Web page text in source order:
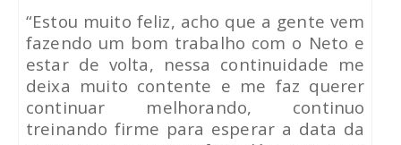
“Estou muito feliz, acho que a gente vem
fazendo um bom trabalho com o Neto e
estar de volta, nessa continuidade me
deixa muito contente e me faz querer
continuar melhorando, continuo
treinando firme para esperar a data da